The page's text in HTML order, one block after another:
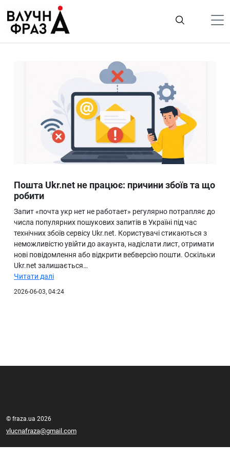
содержимому
Лайфстайл
ТехноНаука
Ukraine
Про нас
Пошта Ukr.net не працює: причини збоїв та що
робити
Запит «почта укр нет не работает» регулярно потрапляє до
числа популярних пошукових запитів в Україні під час
технічних збоїв сервісу Ukr.net. Користувачі стикаються з
неможливістю увійти до акаунта, надіслати лист, отримати
нові повідомлення або відкрити вебверсію пошти. Оскільки
Ukr.net залишається…
Читати далі
2026-06-03, 04:24
© fraza.ua 2026
vlucnafraza@gmail.com